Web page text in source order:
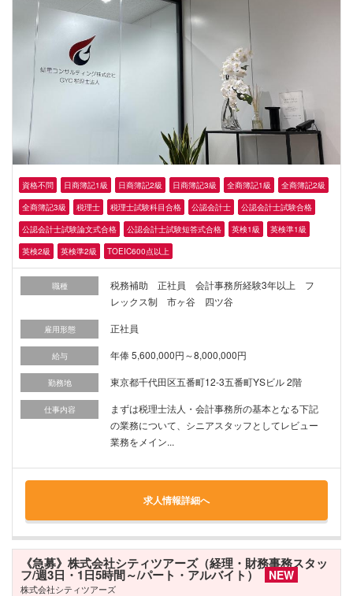
資格不問 日商簿記1級 日商簿記2級 日商簿記3級 全商簿記1級
全商簿記2級
全商簿記3級
税理士 税理士試験科目合格 公認会計士
公認会計士試験合格
公認会計士試験論文式合格
公認会計士試験短答式合格 英検1級
英検準1級
英検2級
英検準2級 TOEIC600点以上
職種
税務補助 正社員 会計事務所経験3年以上 フ
レックス制 市ヶ谷 四ツ谷
雇用形態 正社員
給与 年俸 5,600,000円～8,000,000円
勤務地 東京都千代田区五番町12-3五番町YSビル 2階
仕事内容
まずは税理士法人・会計事務所の基本となる下記
の業務について、シニアスタッフとしてレビュー
業務をメイン...
求人情報詳細へ
《急募》株式会社シティツアーズ（経理・財務事務スタッ
フ/週3日・1日5時間～/パート・アルバイト） NEW
株式会社シティツアーズ